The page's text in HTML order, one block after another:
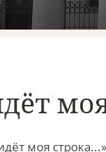
моя